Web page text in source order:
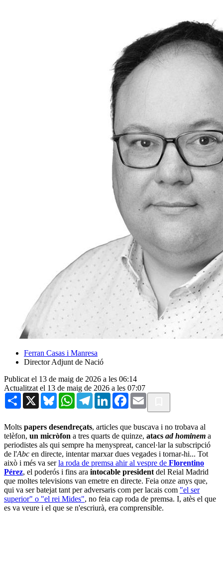
Ferran Casas i Manresa
Director Adjunt de Nació
Publicat el 13 de maig de 2026 a les 06:14
Actualitzat el 13 de maig de 2026 a les 07:07
Share X BlueskyWhatsAppTelegramLinkedInFacebook
Email
Molts papers desendreçats, articles que buscava i no trobava al
telèfon, un micròfon a tres quarts de quinze, atacs ad hominem a
periodistes als qui sempre ha menyspreat, cancel·lar la subscripció
de l'Abc en directe, intentar marxar dues vegades i tornar-hi... Tot
això i més va serla roda de premsa ahir al vespre de Florentino
Pérez, el poderós i fins ara intocable president del Reial Madrid
que moltes televisions van emetre en directe. Feia onze anys que,
qui va ser batejat tant per adversaris com per lacais com "el ser
superior" o "el rei Mides", no feia cap roda de premsa. I, atès el que
es va veure i el que se n'escriurà, era comprensible.